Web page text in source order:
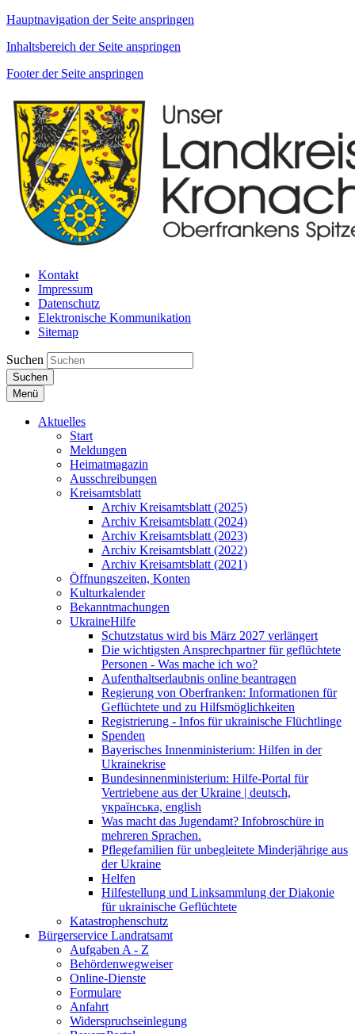
Hauptnavigation der Seite anspringen
Inhaltsbereich der Seite anspringen
Footer der Seite anspringen
Kontakt
Impressum
Datenschutz
Elektronische Kommunikation
Sitemap
Suchen
Suchen
Menü
Aktuelles
Start
Meldungen
Heimatmagazin
Ausschreibungen
Kreisamtsblatt
Archiv Kreisamtsblatt (2025)
Archiv Kreisamtsblatt (2024)
Archiv Kreisamtsblatt (2023)
Archiv Kreisamtsblatt (2022)
Archiv Kreisamtsblatt (2021)
Öffnungszeiten, Konten
Kulturkalender
Bekanntmachungen
UkraineHilfe
Schutzstatus wird bis März 2027 verlängert
Die wichtigsten Ansprechpartner für geflüchtete
Personen - Was mache ich wo?
Aufenthaltserlaubnis online beantragen
Regierung von Oberfranken: Informationen für
Geflüchtete und zu Hilfsmöglichkeiten
Registrierung - Infos für ukrainische Flüchtlinge
Spenden
Bayerisches Innenministerium: Hilfen in der
Ukrainekrise
Bundesinnenministerium: Hilfe-Portal für
Vertriebene aus der Ukraine | deutsch,
українська, english
Was macht das Jugendamt? Infobroschüre in
mehreren Sprachen.
Pflegefamilien für unbegleitete Minderjährige aus
der Ukraine
Helfen
Hilfestellung und Linksammlung der Diakonie
für ukrainische Geflüchtete
Katastrophenschutz
Bürgerservice Landratsamt
Aufgaben A - Z
Behördenwegweiser
Online-Dienste
Formulare
Anfahrt
Widerspruchseinlegung